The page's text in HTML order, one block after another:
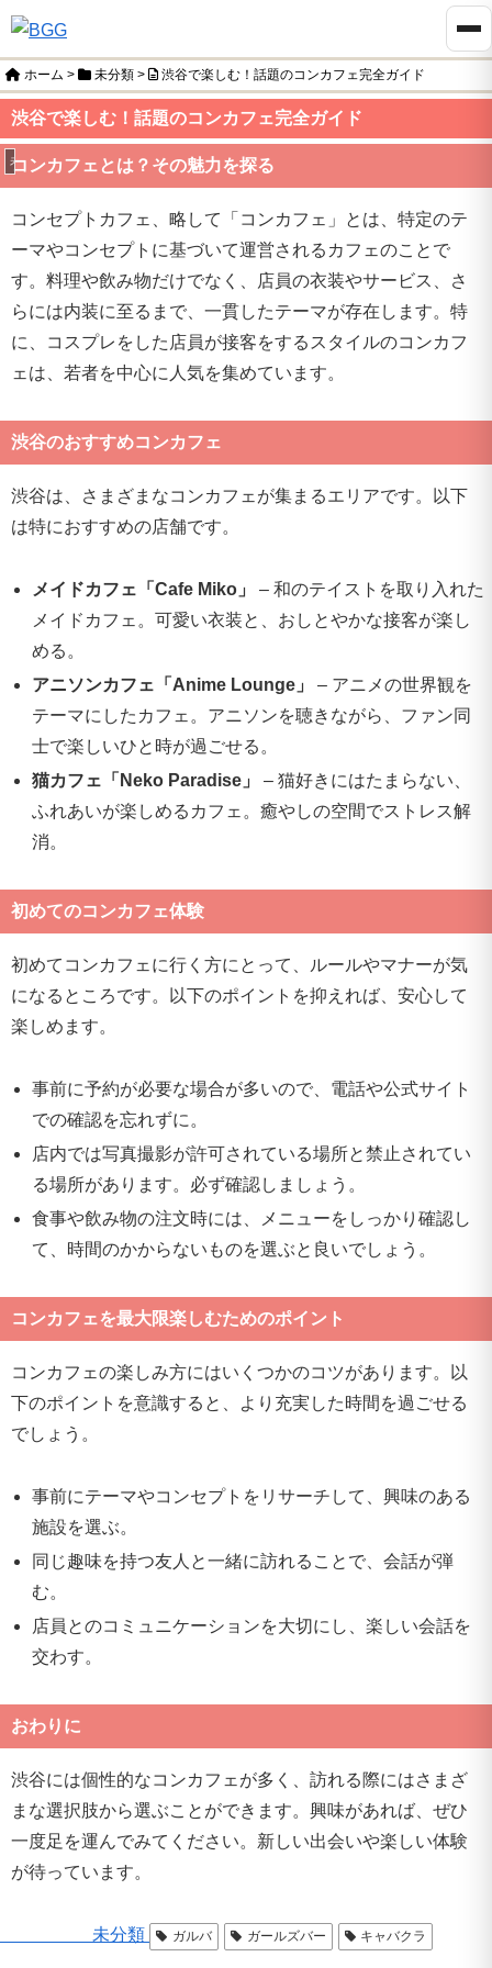
ホーム > 未分類 > 渋谷で楽しむ！話題のコンカフェ完全ガイド
渋谷で楽しむ！話題のコンカフェ完全ガイド
未分類
コンカフェとは？その魅力を探る
コンセプトカフェ、略して「コンカフェ」とは、特定のテ
ーマやコンセプトに基づいて運営されるカフェのことで
す。料理や飲み物だけでなく、店員の衣装やサービス、さ
らには内装に至るまで、一貫したテーマが存在します。特
に、コスプレをした店員が接客をするスタイルのコンカフ
ェは、若者を中心に人気を集めています。
渋谷のおすすめコンカフェ
渋谷は、さまざまなコンカフェが集まるエリアです。以下
は特におすすめの店舗です。
メイドカフェ「Cafe Miko」
– 和のテイストを取り入れた
メイドカフェ。可愛い衣装と、おしとやかな接客が楽し
める。
アニソンカフェ「Anime Lounge」
– アニメの世界観を
テーマにしたカフェ。アニソンを聴きながら、ファン同
士で楽しいひと時が過ごせる。
猫カフェ「Neko Paradise」
– 猫好きにはたまらない、
ふれあいが楽しめるカフェ。癒やしの空間でストレス解
消。
初めてのコンカフェ体験
初めてコンカフェに行く方にとって、ルールやマナーが気
になるところです。以下のポイントを抑えれば、安心して
楽しめます。
事前に予約が必要な場合が多いので、電話や公式サイト
での確認を忘れずに。
店内では写真撮影が許可されている場所と禁止されてい
る場所があります。必ず確認しましょう。
食事や飲み物の注文時には、メニューをしっかり確認し
て、時間のかからないものを選ぶと良いでしょう。
コンカフェを最大限楽しむためのポイント
コンカフェの楽しみ方にはいくつかのコツがあります。以
下のポイントを意識すると、より充実した時間を過ごせる
でしょう。
事前にテーマやコンセプトをリサーチして、興味のある
施設を選ぶ。
同じ趣味を持つ友人と一緒に訪れることで、会話が弾
む。
店員とのコミュニケーションを大切にし、楽しい会話を
交わす。
おわりに
渋谷には個性的なコンカフェが多く、訪れる際にはさまざ
まな選択肢から選ぶことができます。興味があれば、ぜひ
一度足を運んでみてください。新しい出会いや楽しい体験
が待っています。
未分類 ガルバ ガールズバー キャバクラ